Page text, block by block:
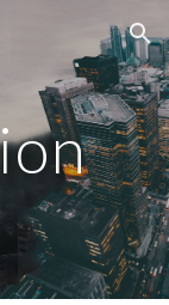
Skip to navigation